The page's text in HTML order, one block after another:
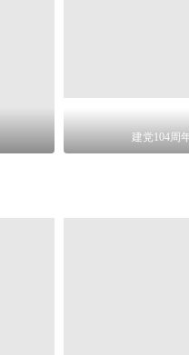
建党104周